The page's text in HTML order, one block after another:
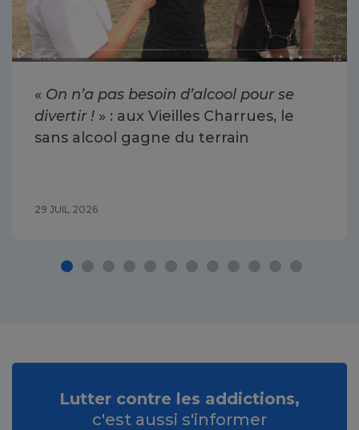
« On n’a pas besoin d’alcool pour se
divertir ! » : aux Vieilles Charrues, le
sans alcool gagne du terrain
29 JUIL 2026
Lutter contre les addictions,
c'est aussi s'informer